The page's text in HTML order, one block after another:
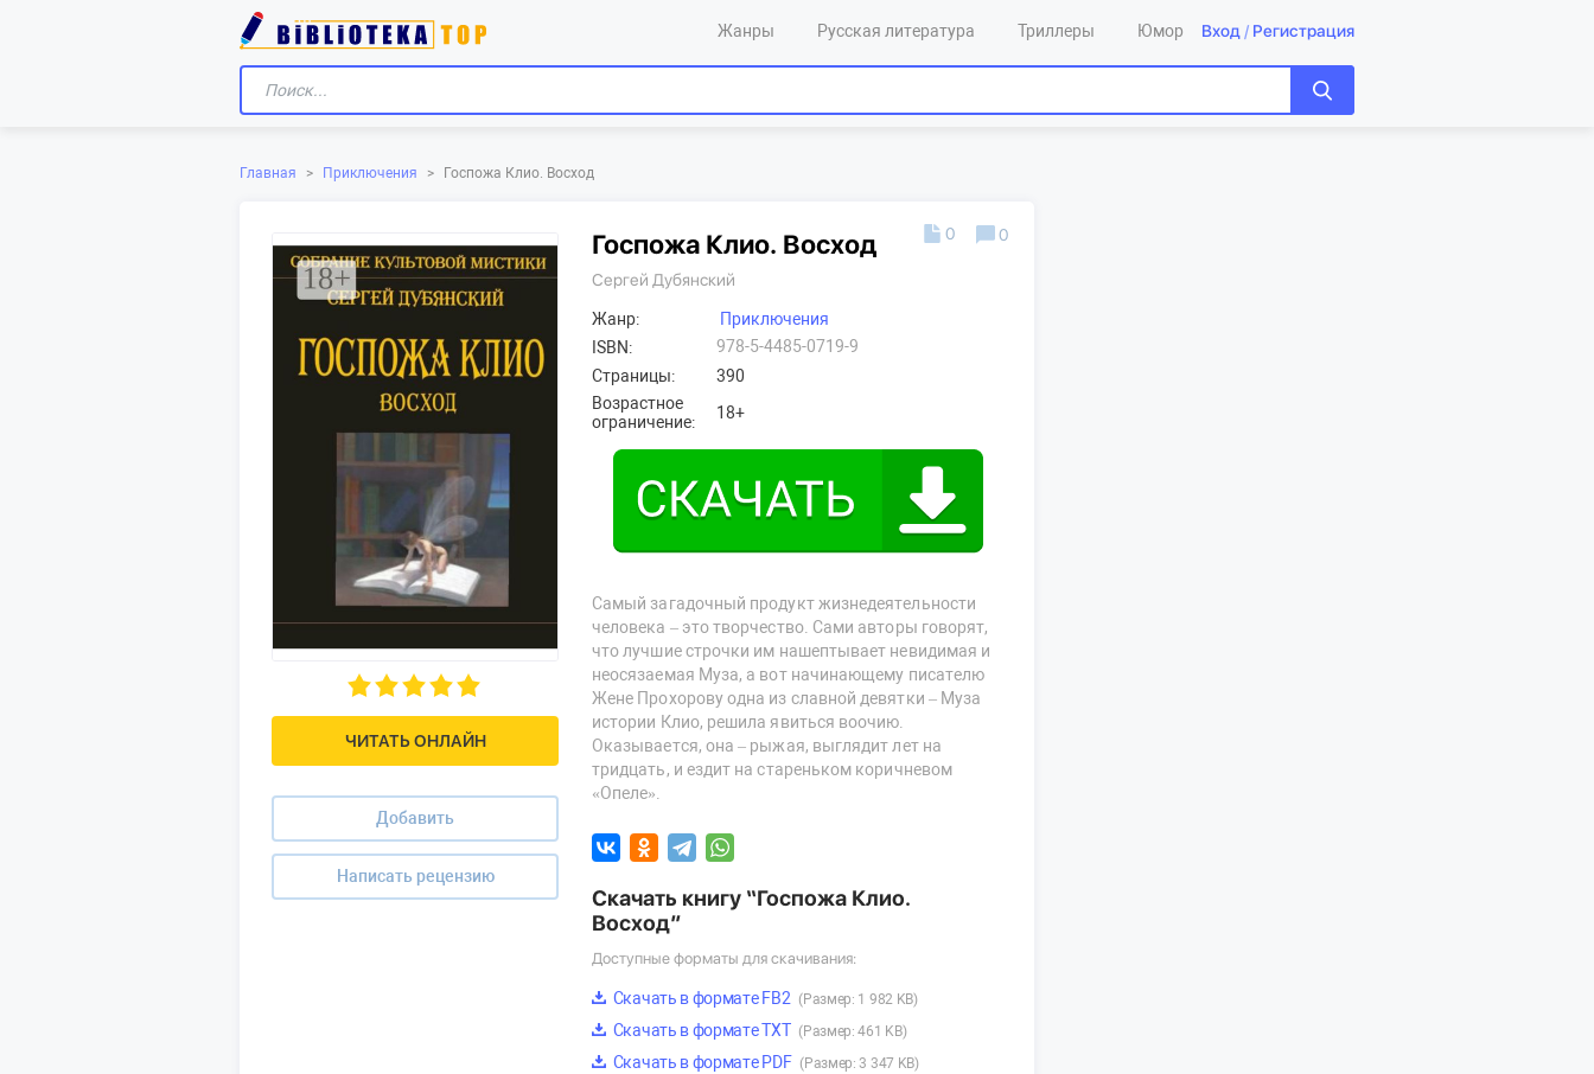
Жанры Русская литература Триллеры Юмор Вход / Регистрация
Главная > Приключения > Госпожа Клио. Восход
ЧИТАТЬ ОНЛАЙН
Добавить
Написать рецензию
Госпожа Клио. Восход
Сергей Дубянский
Жанр:
Приключения
ISBN:
978-5-4485-0719-9
Страницы:
390
Возрастное
ограничение:
18+
Самый загадочный продукт жизнедеятельности
человека – это творчество. Сами авторы говорят,
что лучшие строчки им нашептывает невидимая и
неосязаемая Муза, а вот начинающему писателю
Жене Прохорову одна из славной девятки – Муза
истории Клио, решила явиться воочию.
Оказывается, она – рыжая, выглядит лет на
тридцать, и ездит на стареньком коричневом
«Опеле».
0 0
Скачать книгу “Госпожа Клио.
Восход”
Доступные форматы для скачивания:
Скачать в формате FB2 (Размер: 1 982 KB)
Скачать в формате TXT (Размер: 461 KB)
Скачать в формате PDF (Размер: 3 347 KB)